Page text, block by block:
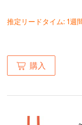
推定リードタイム: 1週
購入